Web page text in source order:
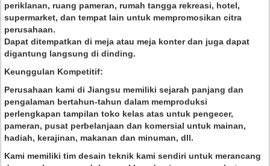
periklanan, ruang pameran, rumah tangga rekreasi, hotel,
supermarket, dan tempat lain untuk mempromosikan citra
perusahaan.
Dapat ditempatkan di meja atau meja konter dan juga dapat
digantung langsung di dinding.
Keunggulan Kompetitif:
Perusahaan kami di Jiangsu memiliki sejarah panjang dan
pengalaman bertahun-tahun dalam memproduksi
perlengkapan tampilan toko kelas atas untuk pengecer,
pameran, pusat perbelanjaan dan komersial untuk mainan,
hadiah, kerajinan, makanan dan minuman, dll.
Kami memiliki tim desain teknik kami sendiri untuk merancang